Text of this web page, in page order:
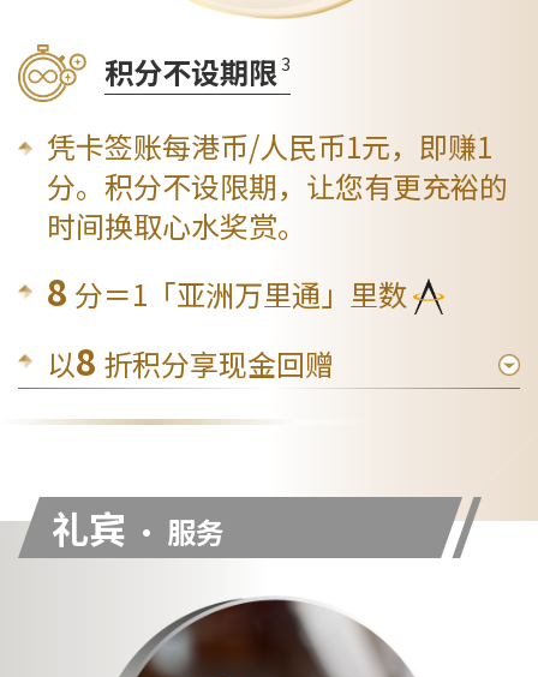
积分不设期限3
凭卡签账每港币/人民币1元，即赚1
分。积分不设限期，让您有更充裕的
时间换取心水奖赏。
8 分＝1「亚洲万里通」里数
以8 折积分享现金回赠
礼宾 • 服务